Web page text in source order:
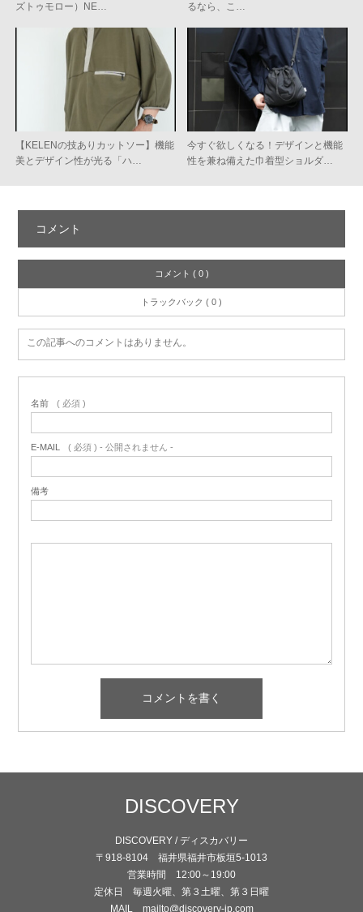
ズトゥモロー）NE…
るなら、こ…
【KELENの技ありカットソー】機能
美とデザイン性が光る「ハ…
今すぐ欲しくなる！デザインと機能
性を兼ね備えた巾着型ショルダ…
コメント
コメント ( 0 )
トラックバック ( 0 )
この記事へのコメントはありません。
名前 ( 必須 )
E-MAIL ( 必須 ) - 公開されません -
備考
DISCOVERY
DISCOVERY / ディスカバリー
〒918-8104 福井県福井市板垣5-1013
営業時間 12:00～19:00
定休日 毎週火曜、第３土曜、第３日曜
MAIL mailto@discovery-jp.com